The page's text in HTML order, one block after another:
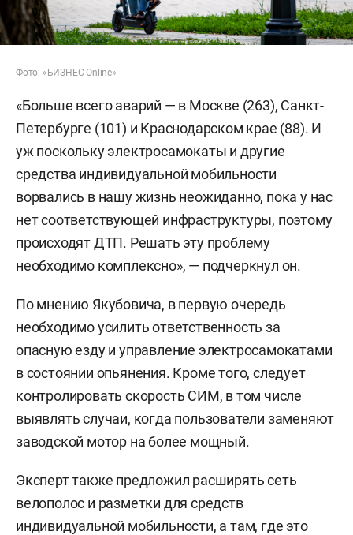
Фото: «БИЗНЕС Online»
«Больше всего аварий — в Москве (263), Санкт-
Петербурге (101) и Краснодарском крае (88). И
уж поскольку электросамокаты и другие
средства индивидуальной мобильности
ворвались в нашу жизнь неожиданно, пока у нас
нет соответствующей инфраструктуры, поэтому
происходят ДТП. Решать эту проблему
необходимо комплексно», — подчеркнул он.
По мнению Якубовича, в первую очередь
необходимо усилить ответственность за
опасную езду и управление электросамокатами
в состоянии опьянения. Кроме того, следует
контролировать скорость СИМ, в том числе
выявлять случаи, когда пользователи заменяют
заводской мотор на более мощный.
Эксперт также предложил расширять сеть
велополос и разметки для средств
индивидуальной мобильности, а там, где это